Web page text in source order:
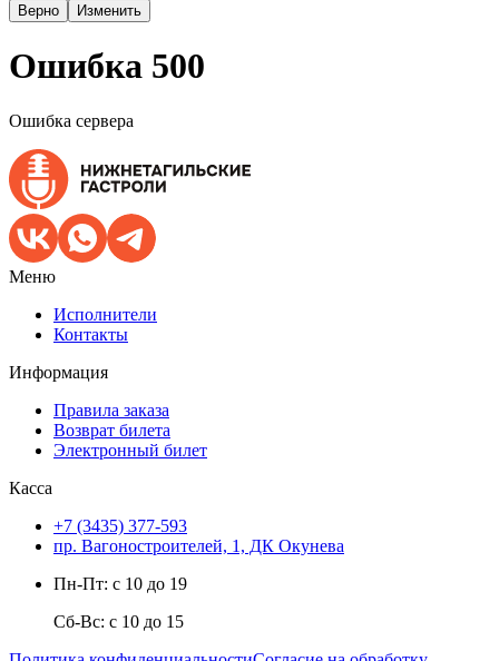
Верно Изменить
Ошибка 500
Ошибка сервера
Меню
Исполнители
Контакты
Информация
Правила заказа
Возврат билета
Электронный билет
Касса
+7 (3435) 377-593
пр. Вагоностроителей, 1, ДК Окунева
Пн-Пт: с 10 до 19
Сб-Вс: с 10 до 15